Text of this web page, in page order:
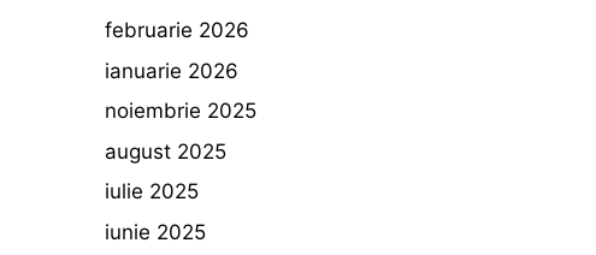
februarie 2026
ianuarie 2026
noiembrie 2025
august 2025
iulie 2025
iunie 2025